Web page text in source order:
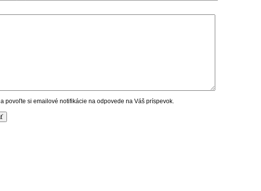
a povoľte si emailové notifikácie na odpovede na Váš príspevok.